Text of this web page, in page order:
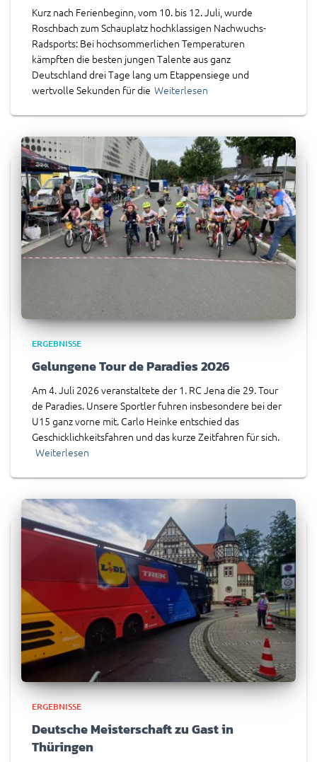
Kurz nach Ferienbeginn, vom 10. bis 12. Juli, wurde
Roschbach zum Schauplatz hochklassigen Nachwuchs-
Radsports: Bei hochsommerlichen Temperaturen
kämpften die besten jungen Talente aus ganz
Deutschland drei Tage lang um Etappensiege und
wertvolle Sekunden für die Weiterlesen
ERGEBNISSE
Gelungene Tour de Paradies 2026
Am 4. Juli 2026 veranstaltete der 1. RC Jena die 29. Tour
de Paradies. Unsere Sportler fuhren insbesondere bei der
U15 ganz vorne mit. Carlo Heinke entschied das
Geschicklichkeitsfahren und das kurze Zeitfahren für sich.
Weiterlesen
ERGEBNISSE
Deutsche Meisterschaft zu Gast in
Thüringen